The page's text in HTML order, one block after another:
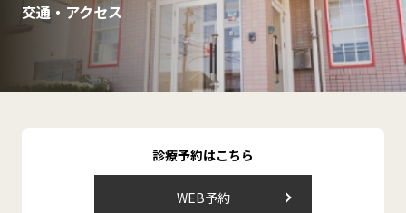
交通・アクセス
診療予約はこちら
WEB予約